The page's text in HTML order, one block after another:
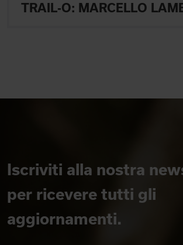
Iscriviti alla nostra
per ricevere tutti gli
aggiornamenti.